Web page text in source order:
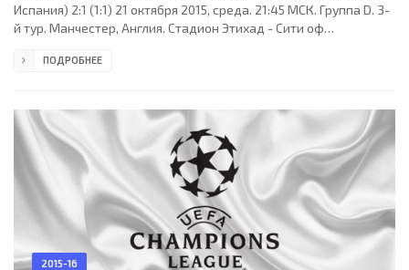
Испания) 2:1 (1:1) 21 октября 2015, среда. 21:45 МСК. Группа D. 3-
й тур. Манчестер, Англия. Стадион Этихад - Сити оф
Нейхейс (Энсхеде, Нидерланды), Роб ван де Вен
Санья, Эльяким Мангала, Николас Отаменди, Пабло Сабалета
(Александар Коларов, 60), Фернандиньо, Яя
ПОДРОБНЕЕ
2015-16